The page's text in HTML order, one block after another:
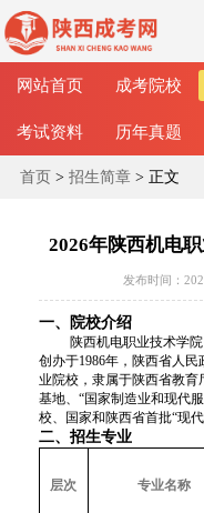
网站首页 成考院校
考试资料 历年真题
首页> 招生简章> 正文
​2026年陕西机电
发布时间：
一、院校介绍
陕西机电职业技术学
创办于1986年，陕西省人
业院校，隶属于陕西省教育
基地、“国家制造业和现代
校、国家和陕西省首批“现
二、招生专业
层次 专业名称